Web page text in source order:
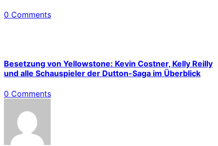
0 Comments
Besetzung von Yellowstone: Kevin Costner, Kelly Reilly
und alle Schauspieler der Dutton-Saga im Überblick
0 Comments